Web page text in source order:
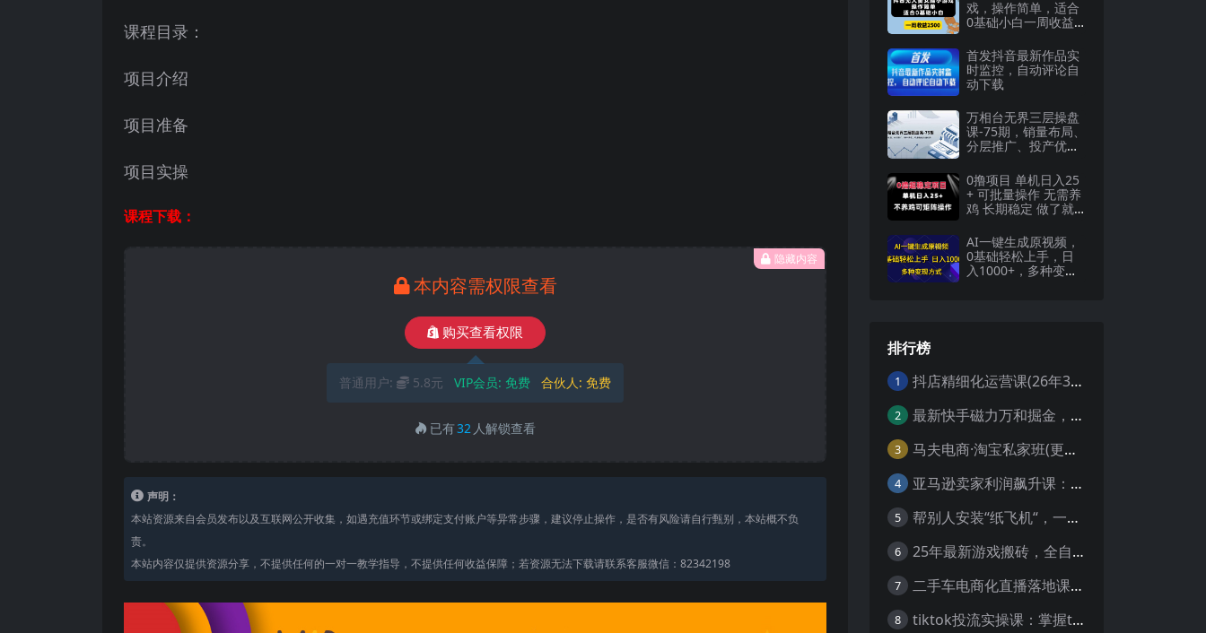
课程目录：
项目介绍
项目准备
项目实操
课程下载：
隐藏内容
本内容需权限查看
购买查看权限
普通用户: 5.8元 VIP会员: 免费 合伙人: 免费
已有32 人解锁查看
声明：
本站资源来自会员发布以及互联网公开收集，如遇充值环节或绑定支付账户等异常步骤，建议停止操作，是否有风险请自行甄别，本站概不负
责。
本站内容仅提供资源分享，不提供任何的一对一教学指导，不提供任何收益保障；若资源无法下载请联系客服微信：82342198
戏，操作简单，适合
0基础小白一周收益2
首发抖音最新作品实
时监控，自动评论自
动下载
万相台无界三层操盘
课-75期，销量布局、
分层推广、投产优
统
0撸项目 单机日入25
+ 可批量操作 无需养
鸡 长期稳定 做了就
AI一键生成原视频，
0基础轻松上手，日
入1000+，多种变现
排行榜
1 抖店精细化运营课(26年3月更新
2 最新快手磁力万和掘金，自动搬砖，轻松日入100-200，操作简单
3 马夫电商·淘宝私家班(更新3月)
4 亚马逊卖家利润飙升课：从品类成功公式到海王打法，让每个SKU都成爆款一路飙升(更新26年3月
5 帮别人安装“纸飞机“，一单赚10—30元不等：附：免费节点
6 25年最新游戏搬砖，全自动挂机，不需要玩游戏，单手机操作日入300+
7 二手车电商化直播落地课，从0到1带你玩转二手车直播
8 tiktok投流实操课：掌握tiktok投流底层逻辑 独家TK投流玩法